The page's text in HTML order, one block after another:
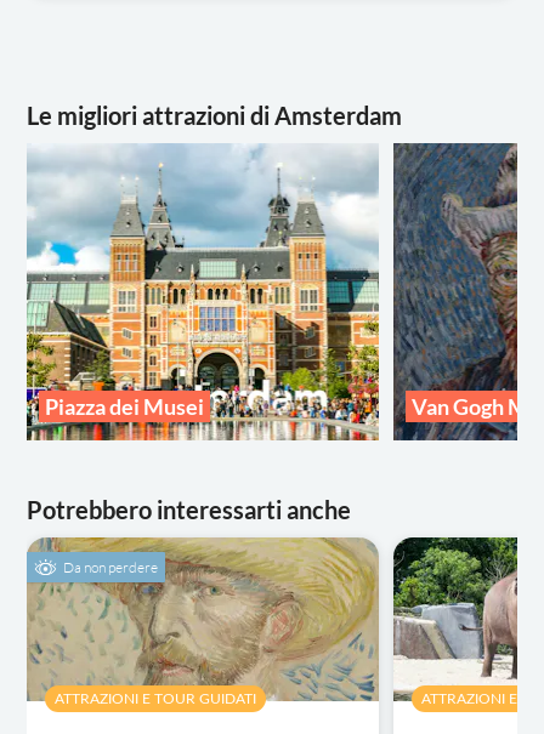
Le migliori attrazioni di Amsterdam
Piazza dei Musei Van Gogh
Potrebbero interessarti anche
Da non perdere
ATTRAZIONI E TOUR GUIDATI ATTRAZIONI E